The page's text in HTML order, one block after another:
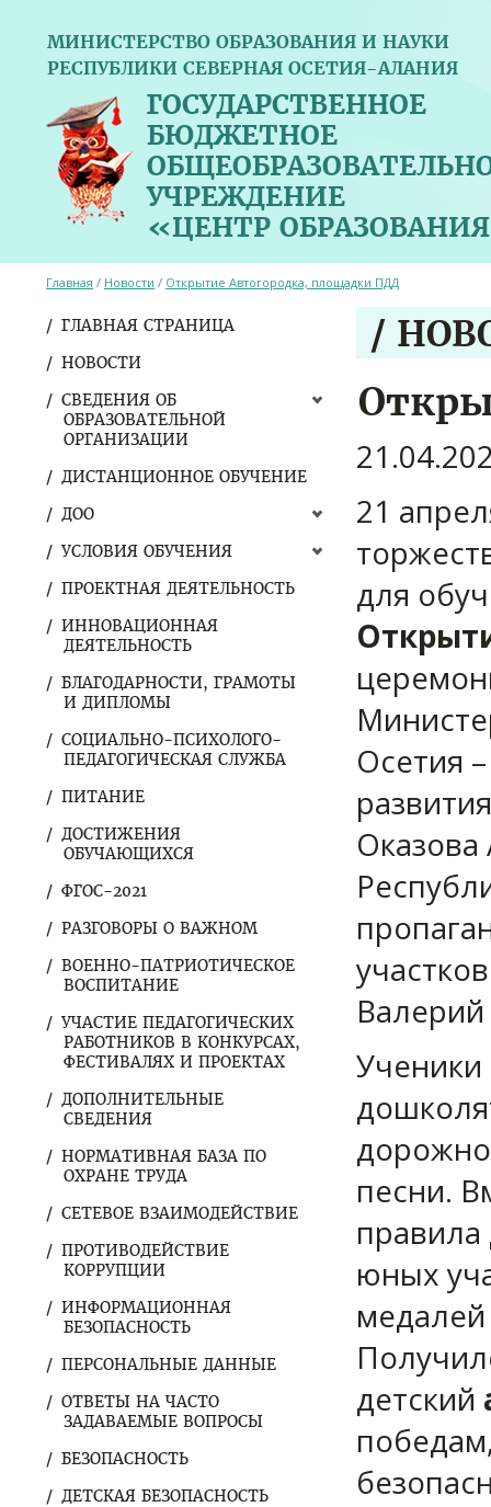
МИНИСТЕРСТВО ОБРАЗОВАНИЯ И НАУКИ
РЕСПУБЛИКИ СЕВЕРНАЯ ОСЕТИЯ-АЛАНИЯ
ГОСУДАРСТВЕННОЕ
БЮДЖЕТНОЕ
УЧРЕЖДЕНИЕ
«ЦЕНТР
ГЛАВНАЯ СТРАНИЦА
НОВОСТИ
СВЕДЕНИЯ ОБ
ОБРАЗОВАТЕЛЬНОЙ
ОРГАНИЗАЦИИ
ДИСТАНЦИОННОЕ ОБУЧЕНИЕ
ДОО
УСЛОВИЯ ОБУЧЕНИЯ
ПРОЕКТНАЯ ДЕЯТЕЛЬНОСТЬ
ИННОВАЦИОННАЯ
ДЕЯТЕЛЬНОСТЬ
БЛАГОДАРНОСТИ, ГРАМОТЫ
И ДИПЛОМЫ
СОЦИАЛЬНО-ПСИХОЛОГО-
ПЕДАГОГИЧЕСКАЯ СЛУЖБА
ПИТАНИЕ
ДОСТИЖЕНИЯ
ОБУЧАЮЩИХСЯ
ФГОС-2021
РАЗГОВОРЫ О ВАЖНОМ
ВОЕННО-ПАТРИОТИЧЕСКОЕ
ВОСПИТАНИЕ
УЧАСТИЕ ПЕДАГОГИЧЕСКИХ
РАБОТНИКОВ В КОНКУРСАХ,
ФЕСТИВАЛЯХ И ПРОЕКТАХ
ДОПОЛНИТЕЛЬНЫЕ
СВЕДЕНИЯ
НОРМАТИВНАЯ БАЗА ПО
ОХРАНЕ ТРУДА
СЕТЕВОЕ ВЗАИМОДЕЙСТВИЕ
ПРОТИВОДЕЙСТВИЕ
КОРРУПЦИИ
ИНФОРМАЦИОННАЯ
БЕЗОПАСНОСТЬ
ПЕРСОНАЛЬНЫЕ ДАННЫЕ
ОТВЕТЫ НА ЧАСТО
ЗАДАВАЕМЫЕ ВОПРОСЫ
БЕЗОПАСНОСТЬ
ДЕТСКАЯ БЕЗОПАСНОСТЬ
Главная / Новости / Открытие Автогородка, площадки ПДД
/
21
для
Осетия
Оказова
Ученики
песни.
юных
детский